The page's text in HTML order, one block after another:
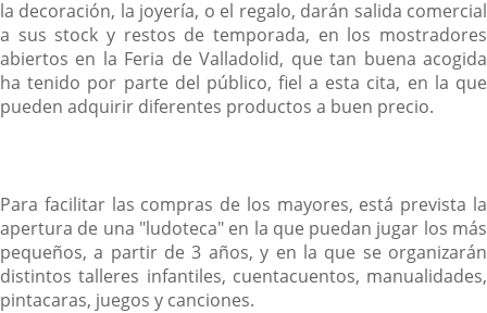
la decoración, la joyería, o el regalo, darán salida comercial
a sus stock y restos de temporada, en los mostradores
abiertos en la Feria de Valladolid, que tan buena acogida
ha tenido por parte del público, fiel a esta cita, en la que
pueden adquirir diferentes productos a buen precio.
Para facilitar las compras de los mayores, está prevista la
apertura de una "ludoteca" en la que puedan jugar los más
pequeños, a partir de 3 años, y en la que se organizarán
distintos talleres infantiles, cuentacuentos, manualidades,
pintacaras, juegos y canciones.